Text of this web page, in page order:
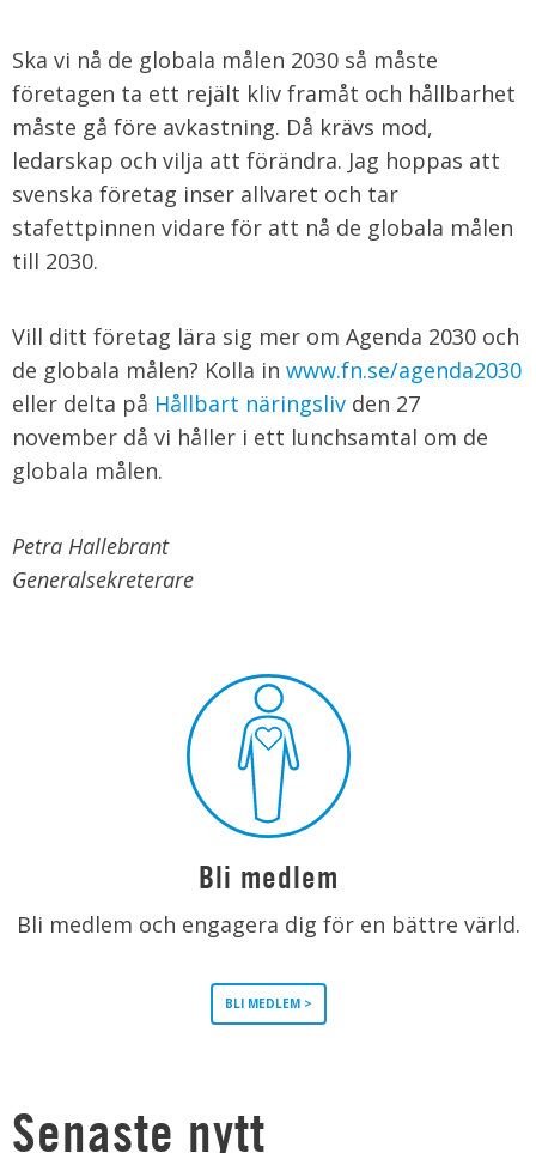
Ska vi nå de globala målen 2030 så måste
företagen ta ett rejält kliv framåt och hållbarhet
måste gå före avkastning. Då krävs mod,
ledarskap och vilja att förändra. Jag hoppas att
svenska företag inser allvaret och tar
stafettpinnen vidare för att nå de globala målen
till 2030.
Vill ditt företag lära sig mer om Agenda 2030 och
de globala målen? Kolla in www.fn.se/agenda2030
eller delta på Hållbart näringsliv den 27
november då vi håller i ett lunchsamtal om de
globala målen.
Petra Hallebrant
Generalsekreterare
Bli medlem
Bli medlem och engagera dig för en bättre värld.
BLI MEDLEM >
Senaste nytt